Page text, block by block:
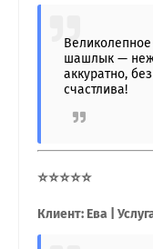
шашлык —
аккуратно,
счастлива!
⭐⭐⭐⭐⭐
Клиент: Ева |